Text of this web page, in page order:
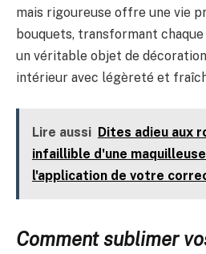
mais rigoureuse offre une vie
bouquets, transformant
un véritable objet de
intérieur avec légèreté et
Lire aussi Dites adieu aux
infaillible d'une
l'application de votre
Comment sublimer